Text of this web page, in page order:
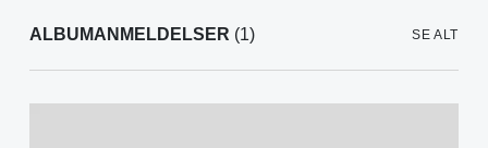
ALBUMANMELDELSER (1) SE ALT